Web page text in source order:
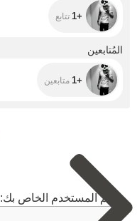
+1 تتابع
المُتابعين
+1 متابعين
اسم المستخدم الخاص بك: